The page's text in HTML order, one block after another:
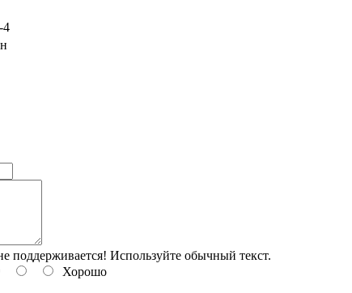
4
поддерживается! Используйте обычный текст.
Хорошо